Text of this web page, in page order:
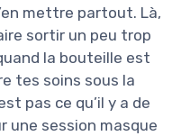
mettre partout. Là,
sortir un peu trop
la bouteille est
tes soins sous la
pas ce qu’il y a de
une session masque